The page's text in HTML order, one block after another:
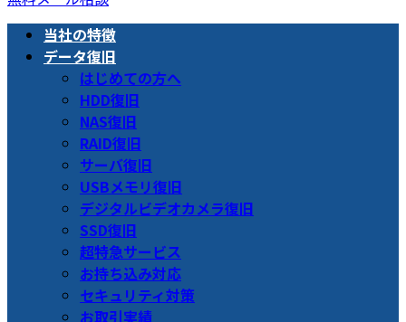
プ
動
当社の特徴
データ復旧
はじめての方へ
HDD復旧
NAS復旧
RAID復旧
サーバ復旧
USBメモリ復旧
デジタルビデオカメラ復旧
SSD復旧
超特急サービス
お持ち込み対応
セキュリティ対策
お取引実績